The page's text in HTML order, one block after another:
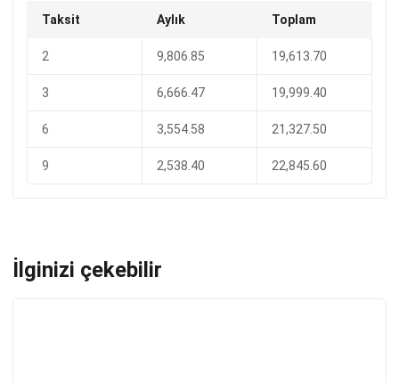
Taksit Aylık Toplam
2 9,806.85 19,613.70
3 6,666.47 19,999.40
6 3,554.58 21,327.50
9 2,538.40 22,845.60
İlginizi çekebilir